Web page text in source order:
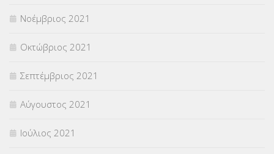
Νοέμβριος 2021
Οκτώβριος 2021
Σεπτέμβριος 2021
Αύγουστος 2021
Ιούλιος 2021